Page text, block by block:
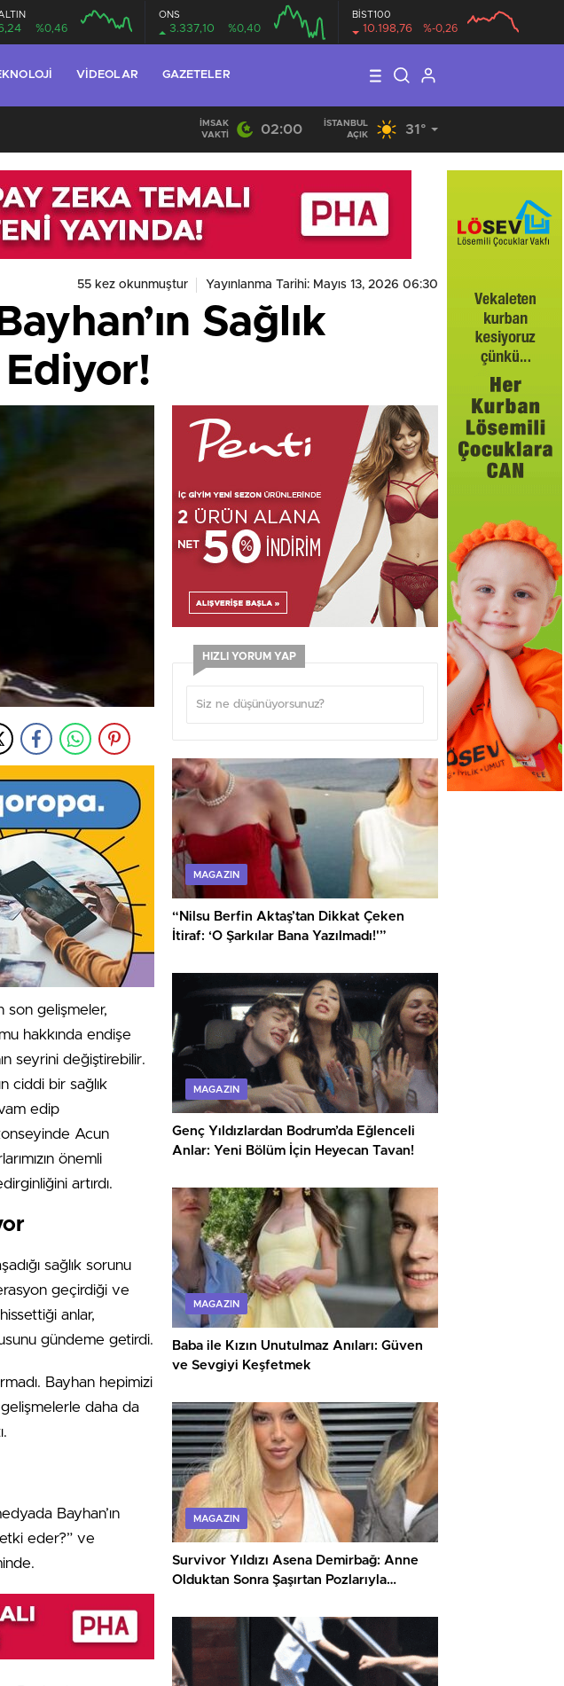
%0,46
ONS
3.337,10 %0,40
BİST100
10.198,76 %-0,26
VIDEOLAR GAZETELER
İMSAK
VAKTI
02:00
İSTANBUL
AÇIK
31°
55 kez okunmuştur Yayınlanma Tarihi: Mayıs 13, 2026 06:30
Sağlık
Ediyor!
son gelişmeler,
hakkında endişe
seyrini değiştirebilir.
ciddi bir sağlık
edip
Acun
önemli
artırdı.
sağlık sorunu
geçirdiği ve
anlar,
gündeme getirdi.
Bayhan hepimizi
gelişmelerle daha da
Bayhan’ın
etki eder?” ve
HIZLI YORUM YAP
MAGAZIN
“Nilsu Berfin Aktaş’tan Dikkat Çeken
İtiraf: ‘O Şarkılar Bana Yazılmadı!'”
MAGAZIN
Genç Yıldızlardan Bodrum’da Eğlenceli
Anlar: Yeni Bölüm İçin Heyecan Tavan!
MAGAZIN
Baba ile Kızın Unutulmaz Anıları: Güven
ve Sevgiyi Keşfetmek
MAGAZIN
Survivor Yıldızı Asena Demirbağ: Anne
Olduktan Sonra Şaşırtan Pozlarıyla